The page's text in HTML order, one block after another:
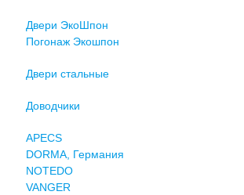
Двери ЭкоШпон
Погонаж Экошпон
Двери стальные
Доводчики
APECS
DORMA, Германия
NOTEDO
VANGER